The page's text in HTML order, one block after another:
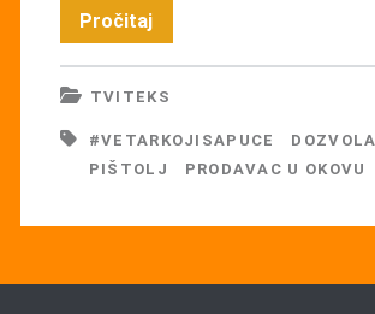
PročitajProdavac
u
Okovu
TVITEKS
#VETARKOJISAPUCE DOZVOLA
PIŠTOLJ
PRODAVAC U OKOVU